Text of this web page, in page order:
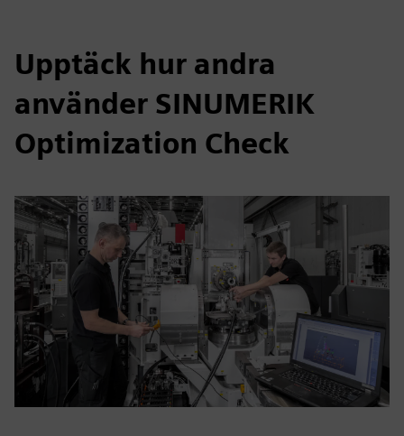
Upptäck hur andra
använder SINUMERIK
Optimization Check